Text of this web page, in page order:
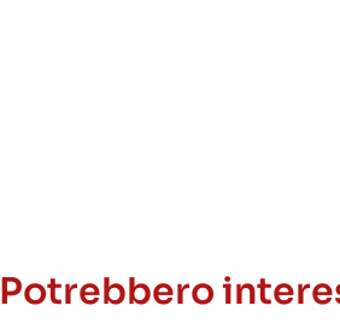
Potrebbero